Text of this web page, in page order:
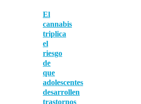
El
cannabis
triplica
el
riesgo
de
que
adolescentes
desarrollen
trastornos